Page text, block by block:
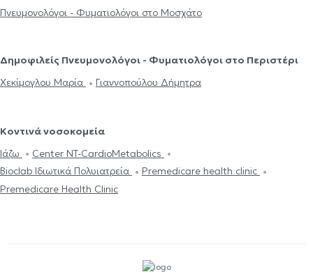
Πνευμονολόγοι - Φυματιολόγοι στο Μοσχάτο
Δημοφιλείς Πνευμονολόγοι - Φυματιολόγοι στο Περιστέρι
Χεκίμογλου Μαρία
Γιαννοπούλου Δήμητρα
Κοντινά νοσοκομεία
Ιάζω
Center NT-CardioMetabolics
Bioclab Ιδιωτικά Πολυιατρεία
Premedicare health clinic
Premedicare Health Clinic